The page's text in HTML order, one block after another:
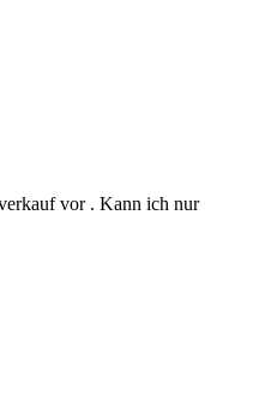
vor . Kann ich nur